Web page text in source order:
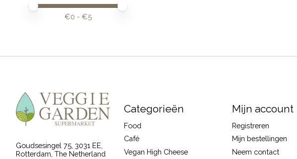
Minimale prijswaarde
Price maximum value
€0 - €5
Goudsesingel 75, 3031 EE,
Rotterdam, The Netherland
Categorieën
Food
Café
Vegan High Cheese
Mijn account
Registreren
Mijn bestellingen
Neem contact